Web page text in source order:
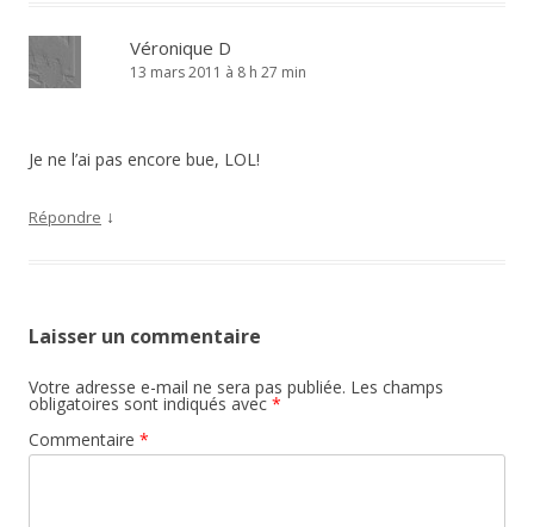
Véronique D
13 mars 2011 à 8 h 27 min
Je ne l’ai pas encore bue, LOL!
Répondre ↓
Laisser un commentaire
Votre adresse e-mail ne sera pas publiée. Les champs
obligatoires sont indiqués avec *
Commentaire *